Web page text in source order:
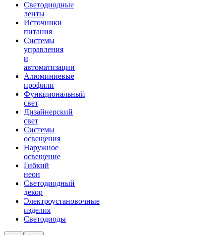
Светодиодные
ленты
Источники
питания
Системы
управления
и
автоматизации
Алюминиевые
профили
Функциональный
свет
Дизайнерский
свет
Системы
освещения
Наружное
освещение
Гибкий
неон
Светодиодный
декор
Электроустановочные
изделия
Светодиоды